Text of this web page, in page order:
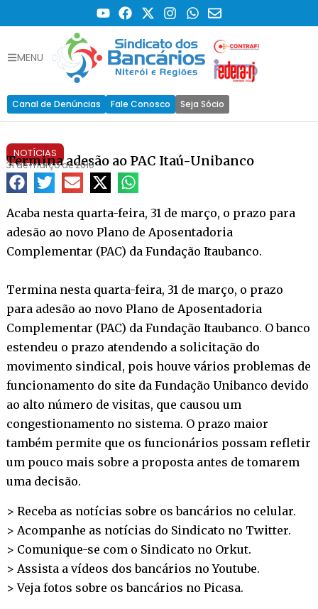
MENU
Canal de Denúncias Fale Conosco Seja Sócio
NOTÍCIAS
Termina adesão ao PAC Itaú-Unibanco
31 de março de 2010
Acaba nesta quarta-feira, 31 de março, o prazo para
adesão ao novo Plano de Aposentadoria
Complementar (PAC) da Fundação Itaubanco.
Termina nesta quarta-feira, 31 de março, o prazo
para adesão ao novo Plano de Aposentadoria
Complementar (PAC) da Fundação Itaubanco. O banco
estendeu o prazo atendendo a solicitação do
movimento sindical, pois houve vários problemas de
funcionamento do site da Fundação Unibanco devido
ao alto número de visitas, que causou um
congestionamento no sistema. O prazo maior
também permite que os funcionários possam refletir
um pouco mais sobre a proposta antes de tomarem
uma decisão.
> Receba as notícias sobre os bancários no celular.
> Acompanhe as notícias do Sindicato no Twitter.
> Comunique-se com o Sindicato no Orkut.
> Assista a vídeos dos bancários noYoutube.
> Veja fotos sobre os bancários no Picasa.